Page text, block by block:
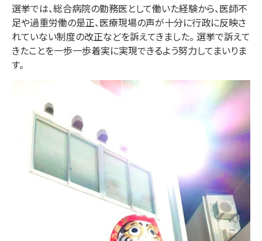
選挙では、総合病院の勤務医として働いた経験から、医師不
足や過重労働の是正、医療現場の声が十分に行政に反映さ
れていない制度の改正などを訴えてきました。 選挙で訴えて
きたことを一歩一歩着実に実現できるよう努力してまいりま
す。